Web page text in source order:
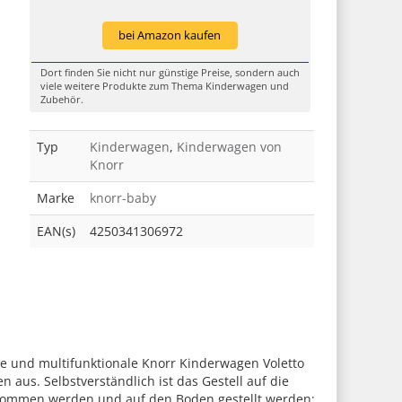
bei Amazon kaufen
Dort finden Sie nicht nur günstige Preise, sondern auch
viele weitere Produkte zum Thema Kinderwagen und
Zubehör.
Typ Kinderwagen, Kinderwagen von
Knorr
Marke
knorr-baby
EAN(s)
4250341306972
und multifunktionale Knorr Kinderwagen Voletto
aus. Selbstverständlich ist das Gestell auf die